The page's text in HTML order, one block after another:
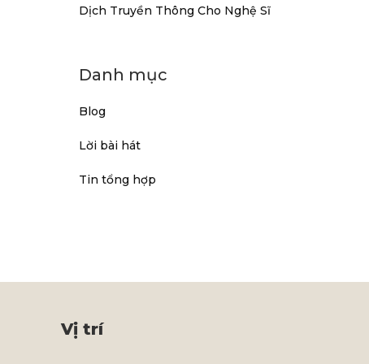
Dịch Truyền Thông Cho Nghệ Sĩ
Danh mục
Blog
Lời bài hát
Tin tổng hợp
Vị trí